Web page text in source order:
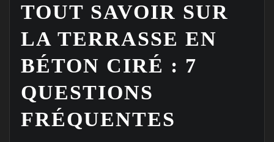
TOUT SAVOIR SUR
LA TERRASSE EN
BÉTON CIRÉ : 7
QUESTIONS
FRÉQUENTES